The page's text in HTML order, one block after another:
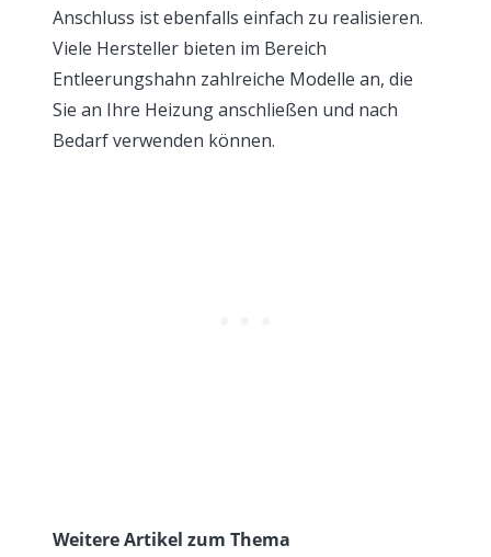
Anschluss ist ebenfalls einfach zu realisieren.
Viele Hersteller bieten im Bereich
Entleerungshahn zahlreiche Modelle an, die
Sie an Ihre Heizung anschließen und nach
Bedarf verwenden können.
Weitere Artikel zum Thema